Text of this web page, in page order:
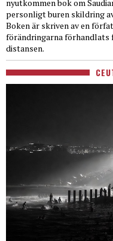
nyutkommen bok om
personligt buren skildring
Boken är skriven av en
förändringarna förhandlats
distansen.